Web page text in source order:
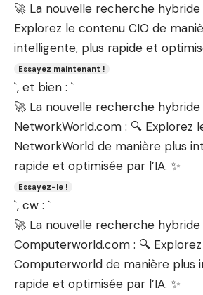
🚀 La nouvelle recherche hybride
Explorez le contenu CIO de
intelligente, plus rapide et
Essayez maintenant !
`, et bien : `
🚀 La nouvelle recherche hybride
NetworkWorld.com : 🔍 Explorez
NetworkWorld de manière plus
rapide et optimisée par l’IA. ✨
Essayez-le !
`, cw : `
🚀 La nouvelle recherche hybride
Computerworld.com : 🔍
Computerworld de manière plus
rapide et optimisée par l’IA. ✨